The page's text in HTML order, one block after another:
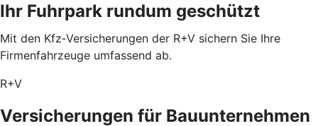
Ihr Fuhrpark rundum geschützt
Mit den Kfz‑Versicherungen der R+V sichern Sie Ihre
Firmenfahrzeuge umfassend ab.
R+V
Versicherungen für Bauunternehmen